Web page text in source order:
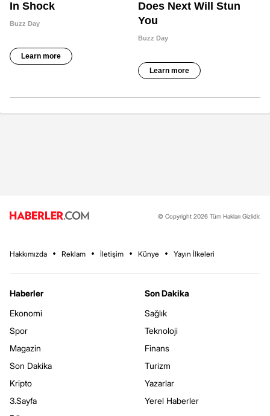
© Copyright 2026 Tüm Hakları Gizlidir.
Hakkımızda Reklam İletişim Künye Yayın İlkeleri
Haberler
Ekonomi
Spor
Magazin
Son Dakika
Kripto
3.Sayfa
Son Dakika
Sağlık
Teknoloji
Finans
Turizm
Yazarlar
Yerel Haberler